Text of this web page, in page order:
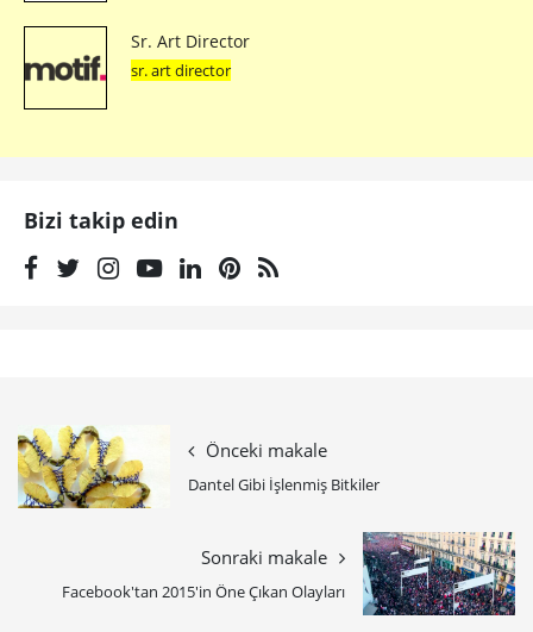
Sr. Art Director
sr. art director
Bizi takip edin
Önceki makale
Dantel Gibi İşlenmiş Bitkiler
Sonraki makale
Facebook'tan 2015'in Öne Çıkan Olayları